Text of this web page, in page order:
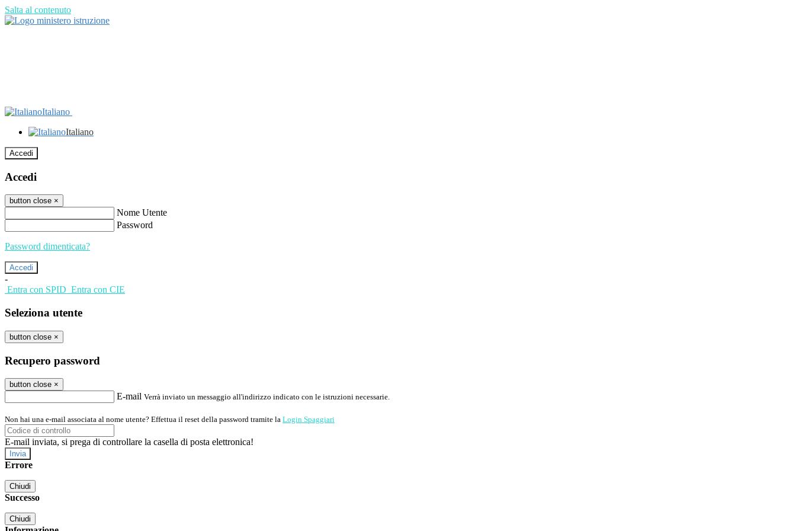
Salta al contenuto
Italiano
Italiano
Accedi
Accedi
button close ×
Nome Utente
Password
Password dimenticata?
-
Entra con SPID Entra con CIE
Seleziona utente
button close ×
Recupero password
button close ×
E-mail Verrà inviato un messaggio all'indirizzo indicato con le istruzioni necessarie.
Non hai una e-mail associata al nome utente? Effettua il reset della password tramite la Login Spaggiari
E-mail inviata, si prega di controllare la casella di posta elettronica!
Errore
Chiudi
Successo
Chiudi